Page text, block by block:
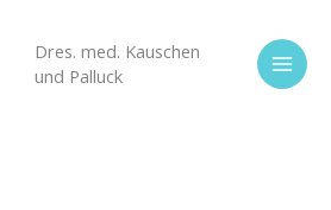
Dres. med. Kauschen
und Palluck